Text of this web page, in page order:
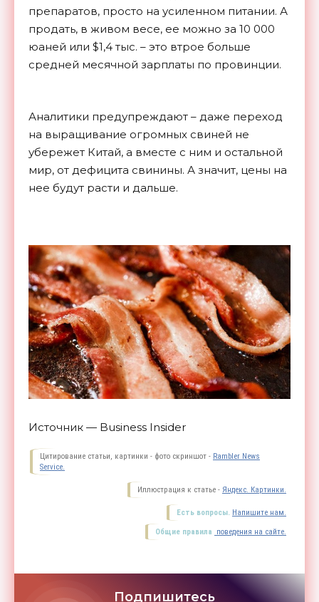
препаратов, просто на усиленном питании. А
продать, в живом весе, ее можно за 10 000
юаней или $1,4 тыс. – это втрое больше
средней месячной зарплаты по провинции.
Аналитики предупреждают – даже переход
на выращивание огромных свиней не
убережет Китай, а вместе с ним и остальной
мир, от дефицита свинины. А значит, цены на
нее будут расти и дальше.
Источник — Business Insider
Цитирование статьи, картинки - фото скриншот - Rambler News
Service.
Иллюстрация к статье - Яндекс. Картинки.
Есть вопросы. Напишите нам.
Общие правила поведения на сайте.
Подпишитесь